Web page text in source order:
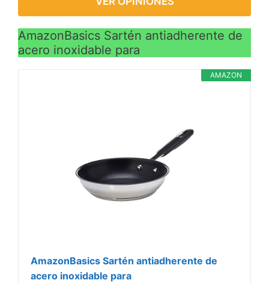
AmazonBasics Sartén antiadherente de
acero inoxidable para
AMAZON
AmazonBasics Sartén antiadherente de
acero inoxidable para